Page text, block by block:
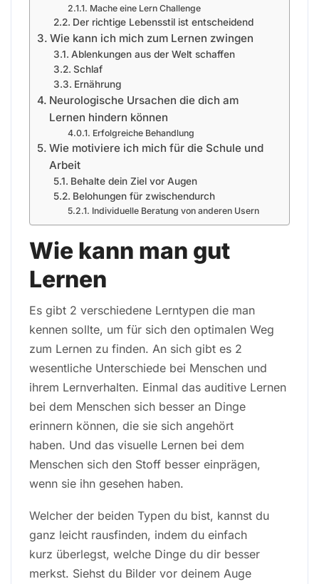
Mache eine Lern Challenge
Der richtige Lebensstil ist entscheidend
Wie kann ich mich zum Lernen zwingen
Ablenkungen aus der Welt schaffen
Schlaf
Ernährung
Neurologische Ursachen die dich am
Lernen hindern können
Erfolgreiche Behandlung
Wie motiviere ich mich für die Schule und
Arbeit
Behalte dein Ziel vor Augen
Belohungen für zwischendurch
Individuelle Beratung von anderen Usern
Wie kann man gut
Lernen
Es gibt 2 verschiedene Lerntypen die man
kennen sollte, um für sich den optimalen Weg
zum Lernen zu finden. An sich gibt es 2
wesentliche Unterschiede bei Menschen und
ihrem Lernverhalten. Einmal das auditive Lernen
bei dem Menschen sich besser an Dinge
erinnern können, die sie sich angehört
haben. Und das visuelle Lernen bei dem
Menschen sich den Stoff besser einprägen,
wenn sie ihn gesehen haben.
Welcher der beiden Typen du bist, kannst du
ganz leicht rausfinden, indem du einfach
kurz überlegst, welche Dinge du dir besser
merkst. Siehst du Bilder vor deinem Auge